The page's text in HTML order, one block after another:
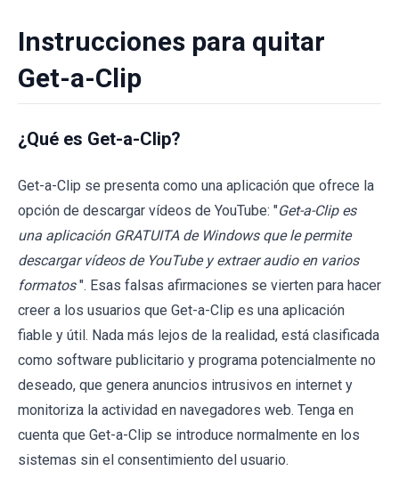
Instrucciones para quitar
Get-a-Clip
¿Qué es Get-a-Clip?
Get-a-Clip se presenta como una aplicación que ofrece la
opción de descargar vídeos de YouTube: "Get-a-Clip es
una aplicación GRATUITA de Windows que le permite
descargar vídeos de YouTube y extraer audio en varios
formatos ". Esas falsas afirmaciones se vierten para hacer
creer a los usuarios que Get-a-Clip es una aplicación
fiable y útil. Nada más lejos de la realidad, está clasificada
como software publicitario y programa potencialmente no
deseado, que genera anuncios intrusivos en internet y
monitoriza la actividad en navegadores web. Tenga en
cuenta que Get-a-Clip se introduce normalmente en los
sistemas sin el consentimiento del usuario.